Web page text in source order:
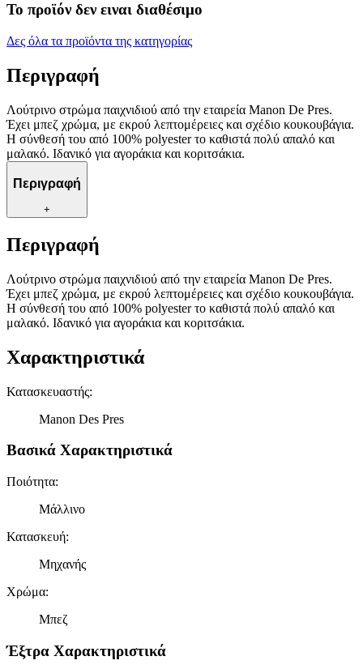
Το προϊόν δεν ειναι διαθέσιμο
Δες όλα τα προϊόντα της κατηγορίας
Περιγραφή
Λούτρινο στρώμα παιχνιδιού από την εταιρεία Manon De Pres.
Έχει μπεζ χρώμα, με εκρού λεπτομέρειες και σχέδιο κουκουβάγια.
Η σύνθεσή του από 100% polyester το καθιστά πολύ απαλό και
μαλακό. Ιδανικό για αγοράκια και κοριτσάκια.
Περιγραφή
+
Περιγραφή
Λούτρινο στρώμα παιχνιδιού από την εταιρεία Manon De Pres.
Έχει μπεζ χρώμα, με εκρού λεπτομέρειες και σχέδιο κουκουβάγια.
Η σύνθεσή του από 100% polyester το καθιστά πολύ απαλό και
μαλακό. Ιδανικό για αγοράκια και κοριτσάκια.
Χαρακτηριστικά
Κατασκευαστής:
Manon Des Pres
Βασικά Χαρακτηριστικά
Ποιότητα:
Μάλλινο
Κατασκευή:
Μηχανής
Χρώμα:
Μπεζ
Έξτρα Χαρακτηριστικά